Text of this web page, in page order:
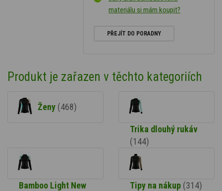
materiálu si mám koupit?
PŘEJÍT DO PORADNY
Produkt je zařazen v těchto kategoriích
Ženy (468)
Trika dlouhý rukáv
(144)
Bamboo Light New
Tipy na nákup (314)